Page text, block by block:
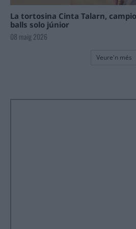
La tortosina Cinta Talarn,
balls solo júnior
08 maig 2026
Veure'n més